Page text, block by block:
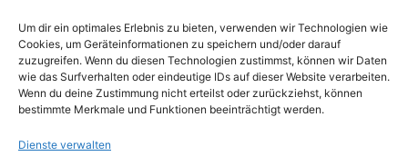
Um dir ein optimales Erlebnis zu bieten, verwenden wir Technologien wie
Cookies, um Geräteinformationen zu speichern und/oder darauf
zuzugreifen. Wenn du diesen Technologien zustimmst, können wir Daten
wie das Surfverhalten oder eindeutige IDs auf dieser Website verarbeiten.
Wenn du deine Zustimmung nicht erteilst oder zurückziehst, können
bestimmte Merkmale und Funktionen beeinträchtigt werden.
Dienste verwalten
Reise durch die Grundlagen der veganen
Ernährung im Sport mitgenommen zu
haben….
PREMIERE